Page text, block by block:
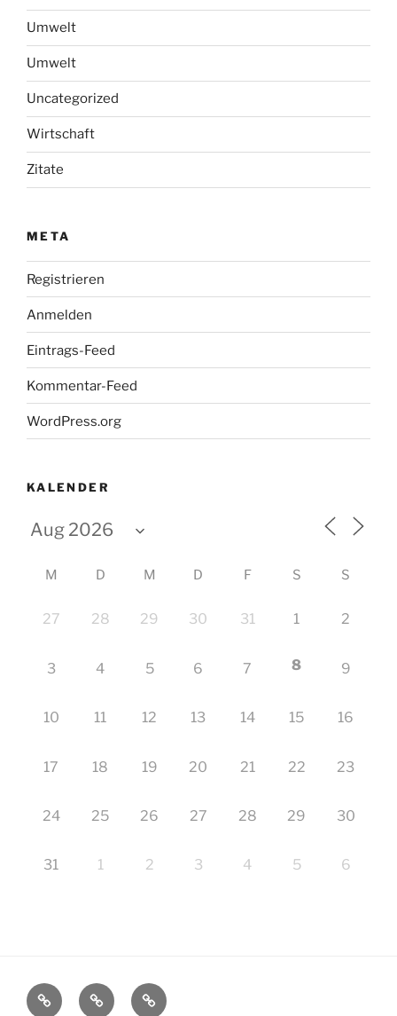
Umwelt
Umwelt
Uncategorized
Wirtschaft
Zitate
META
Registrieren
Anmelden
Eintrags-Feed
Kommentar-Feed
WordPress.org
KALENDER
M D M D F S S
27 28 29 30 31 1 2
3 4 5 6 7 8 9
10 11 12 13 14 15 16
17 18 19 20 21 22 23
24 25 26 27 28 29 30
31 1 2 3 4 5 6
StartseiteImpressumVeranstaltungen